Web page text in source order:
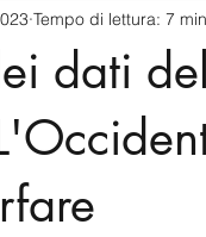
America-Latina e
Russia
Europa
dati
Tempo di lettura: 7 min